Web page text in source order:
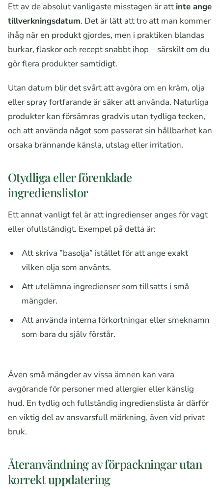
Ett av de absolut vanligaste misstagen är att inte ange
tillverkningsdatum. Det är lätt att tro att man kommer
ihåg när en produkt gjordes, men i praktiken blandas
burkar, flaskor och recept snabbt ihop – särskilt om du
gör flera produkter samtidigt.
Utan datum blir det svårt att avgöra om en kräm, olja
eller spray fortfarande är säker att använda. Naturliga
produkter kan försämras gradvis utan tydliga tecken,
och att använda något som passerat sin hållbarhet kan
orsaka brännande känsla, utslag eller irritation.
Otydliga eller förenklade
ingredienslistor
Ett annat vanligt fel är att ingredienser anges för vagt
eller ofullständigt. Exempel på detta är:
Att skriva ”basolja” istället för att ange exakt
vilken olja som använts.
Att utelämna ingredienser som tillsatts i små
mängder.
Att använda interna förkortningar eller smeknamn
som bara du själv förstår.
Även små mängder av vissa ämnen kan vara
avgörande för personer med allergier eller känslig
hud. En tydlig och fullständig ingredienslista är därför
en viktig del av ansvarsfull märkning, även vid privat
bruk.
Återanvändning av förpackningar utan
korrekt uppdatering